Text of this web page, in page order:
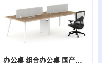
办公桌 组合办公桌 国产品牌